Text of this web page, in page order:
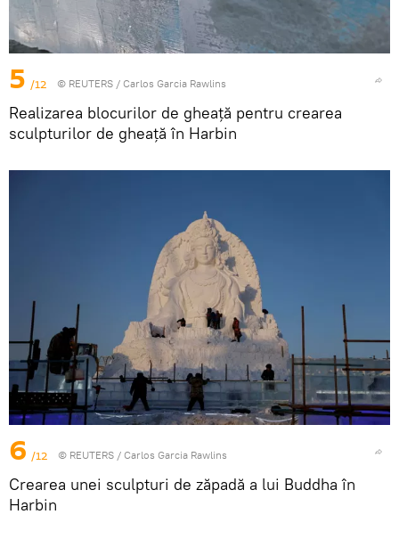
5 /12 © REUTERS / Carlos Garcia Rawlins
Realizarea blocurilor de gheață pentru crearea
sculpturilor de gheață în Harbin
6 /12 © REUTERS / Carlos Garcia Rawlins
Crearea unei sculpturi de zăpadă a lui Buddha în
Harbin